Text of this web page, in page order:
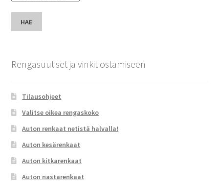
HAE
Rengasuutiset ja vinkit ostamiseen
Tilausohjeet
Valitse oikea rengaskoko
Auton renkaat netistä halvalla!
Auton kesärenkaat
Auton kitkarenkaat
Auton nastarenkaat